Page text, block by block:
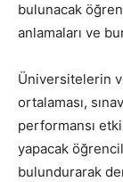
bulunacak
anlamaları ve
Üniversitelerin
ortalaması,
performansı
yapacak
bulundurarak